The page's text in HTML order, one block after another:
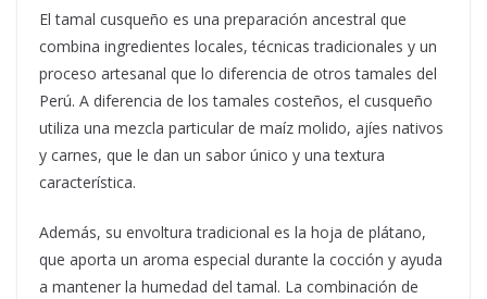
El tamal cusqueño es una preparación ancestral que
combina ingredientes locales, técnicas tradicionales y un
proceso artesanal que lo diferencia de otros tamales del
Perú. A diferencia de los tamales costeños, el cusqueño
utiliza una mezcla particular de maíz molido, ajíes nativos
y carnes, que le dan un sabor único y una textura
característica.
Además, su envoltura tradicional es la hoja de plátano,
que aporta un aroma especial durante la cocción y ayuda
a mantener la humedad del tamal. La combinación de